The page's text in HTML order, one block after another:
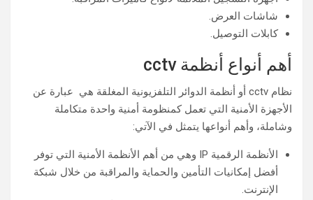
شاشات العرض.
كابلات التوصيل.
أهم أنواع أنظمة cctv
نظام cctv أو أنظمة الدوائر التلفزيونية المغلقة هي عبارة عن
الأجهزة الأمنية التي تعمل كمنظومة أمنية واحدة متكاملة
وشاملة، وأهم أنواعها يتمثل في الآتي:
الأنظمة الرقمية IP وهي من أهم الأنظمة الأمنية التي توفر
أفضل إمكانيات التأمين والحماية والمراقبة من خلال شبكة
الإنترنت.